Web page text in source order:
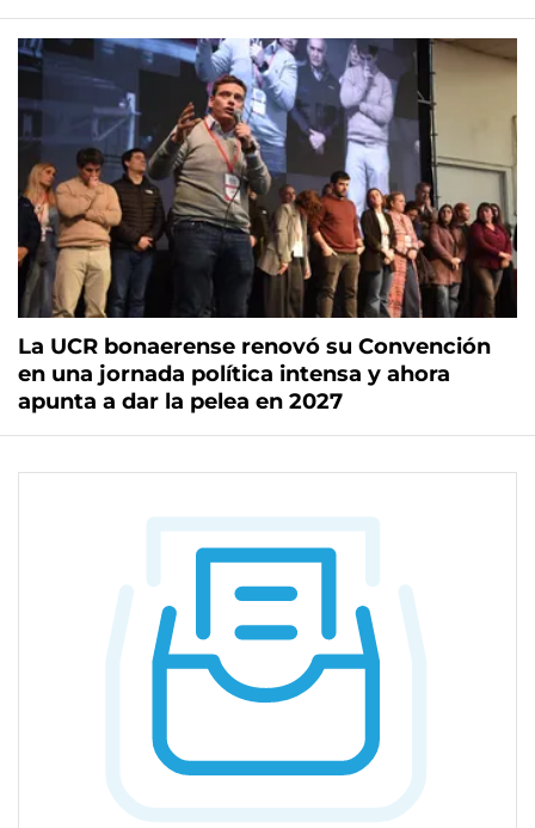
La UCR bonaerense renovó su Convención
en una jornada política intensa y ahora
apunta a dar la pelea en 2027